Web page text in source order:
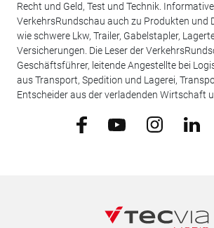
Recht und Geld, Test und Technik.
VerkehrsRundschau auch zu Produkten und
wie schwere Lkw, Trailer, Gabelstapler,
Versicherungen. Die Leser der
Geschäftsführer, leitende Angestellte bei
aus Transport, Spedition und Lagerei,
Entscheider aus der verladenden Wirtschaft